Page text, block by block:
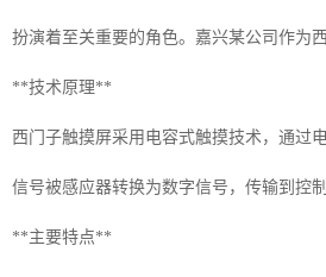
扮演着至关重要的角色。嘉兴某公司作为
**技术原理**
西门子触摸屏采用电容式触摸技术，通过
信号被感应器转换为数字信号，传输到控
**主要特点**